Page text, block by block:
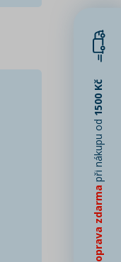
Doprava zdarma
při nákupu od
1500 Kč